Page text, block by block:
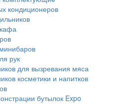
кондиционеров
рук
для вызревания мяса
косметики и напитков
бутылок Expo